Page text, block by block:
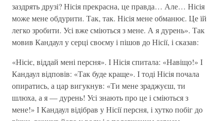
заздрять друзі? Нісія прекрасна, це правда… Але… Нісія
може мене обдурити. Так, так. Нісія мене обманює. Це їй
легко зробити. Усі вже сміються з мене. А я дурень». Так
мовив Кандаул у серці своєму і пішов до Нісії, і сказав:
«Нісіє, віддай мені персня». І Нісія спитала: «Навіщо!» І
Кандаул відповів: «Так буде краще». І тоді Нісія почала
опиратись, а цар вигукнув: «Ти мене зраджуєш, ти
шлюха, а я — дурень! Усі знають про це і сміються з
мене!» І Кандаул відібрав у Нісії персня, і хутко побіг до